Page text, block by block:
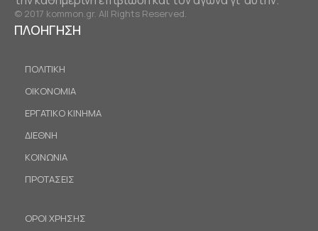
© 2017 kommon.gr. All Rights Reserved.
ΠΛΟΗΓΗΣΗ
ΠΟΛΙΤΙΚΗ
ΟΙΚΟΝΟΜΙΑ
ΕΡΓΑΤΙΚΟ ΚΙΝΗΜΑ
ΔΙΕΘΝΗ
ΚΟΙΝΩΝΙΑ
ΠΡΟΤΑΣΕΙΣ
ΟΡΟΙ ΧΡΗΣΗΣ